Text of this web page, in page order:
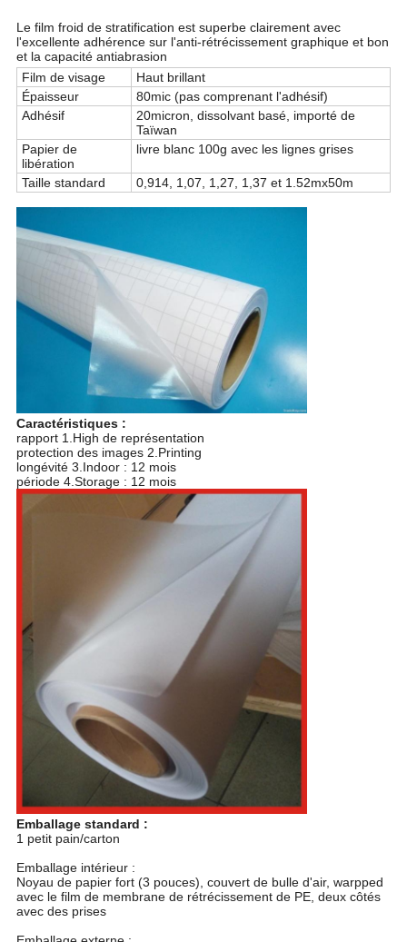
Le film froid de stratification est superbe clairement avec
l'excellente adhérence sur l'anti-rétrécissement graphique et bon
et la capacité antiabrasion
Film de visage
Haut brillant
Épaisseur
80mic (pas comprenant l'adhésif)
Adhésif
20micron, dissolvant basé, importé de
Taïwan
Papier de
libération
livre blanc 100g avec les lignes grises
Taille standard 0,914, 1,07, 1,27, 1,37 et 1.52mx50m
Caractéristiques :
rapport 1.High de représentation
protection des images 2.Printing
longévité 3.Indoor : 12 mois
période 4.Storage : 12 mois
Emballage standard :
1 petit pain/carton
Emballage intérieur :
Noyau de papier fort (3 pouces), couvert de bulle d'air, warpped
avec le film de membrane de rétrécissement de PE, deux côtés
avec des prises